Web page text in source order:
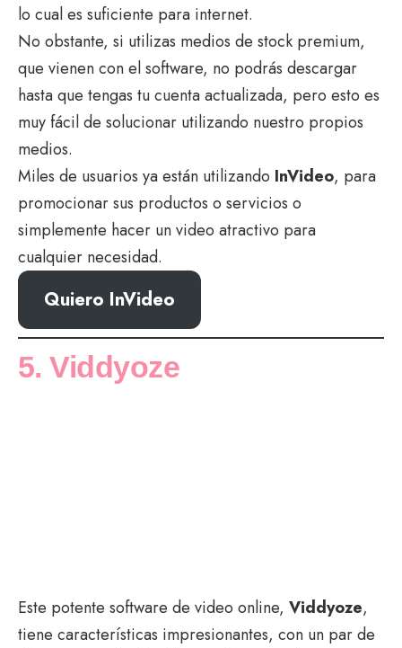
lo cual es suficiente para internet.
No obstante, si utilizas medios de stock premium,
que vienen con el software, no podrás descargar
hasta que tengas tu cuenta actualizada, pero esto es
muy fácil de solucionar utilizando nuestro propios
medios.
Miles de usuarios ya están utilizando InVideo, para
promocionar sus productos o servicios o
simplemente hacer un video atractivo para
cualquier necesidad.
Quiero InVideo
5. Viddyoze
Este potente software de video online, Viddyoze,
tiene características impresionantes, con un par de